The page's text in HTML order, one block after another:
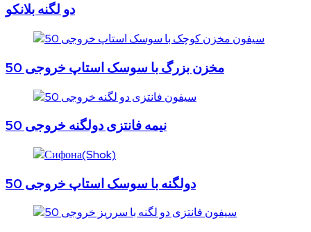
دو لگنه بلانکو
مخزن بزرگ با سوسک استاپ خروجی 50
نیمه فانتزی دولگنه خروجی 50
دولگنه با سوسک استاپ خروجی 50